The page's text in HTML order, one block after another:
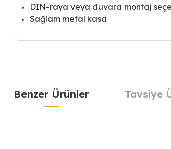
DIN-raya veya duvara montaj
Sağlam metal kasa
Benzer Ürünler Tavsiye